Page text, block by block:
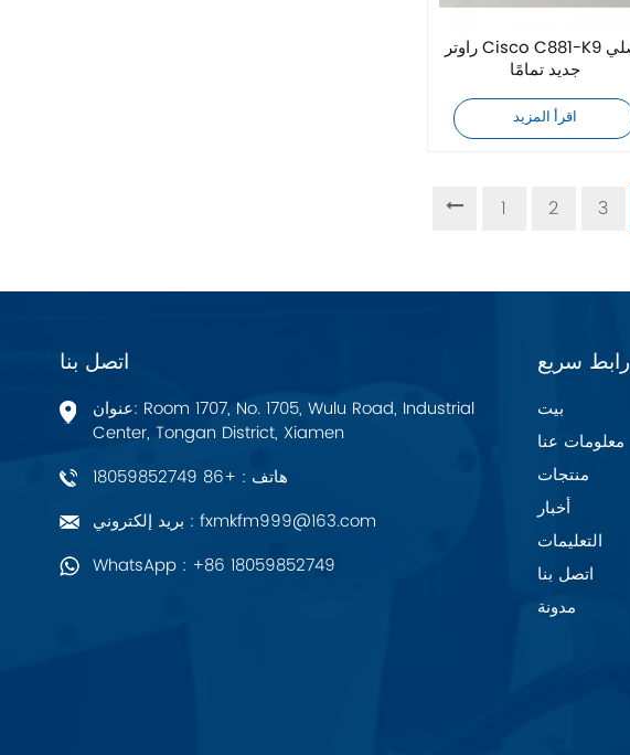
YORK
Xsens
7OCEAN
ANSON
راوتر Cisco C881-K9 أصلي
جديد تمامًا
اقرأ المزيد
1 2 3
اتصل بنا
عنوان: Room 1707, No. 1705, Wulu Road, Industrial
Center, Tongan District, Xiamen
هاتف : +86 18059852749
بريد إلكتروني : fxmkfm999@163.com
WhatsApp : +86 18059852749
رابط سريع
بيت
معلومات عنا
منتجات
أخبار
التعليمات
اتصل بنا
مدونة